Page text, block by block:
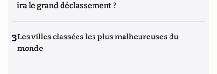
ira le grand déclassement ?
3Les villes classées les plus malheureuses du
monde